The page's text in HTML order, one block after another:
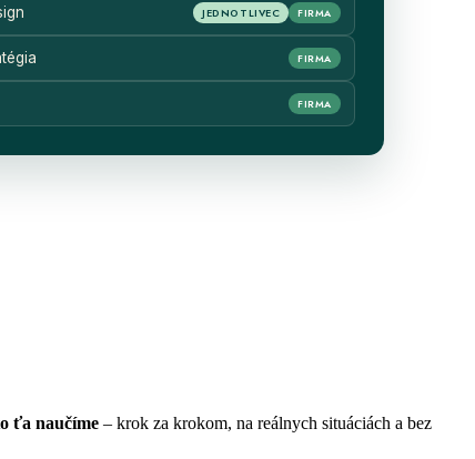
JEDNOTLIVEC FIRMA
FIRMA
FIRMA
ťa naučíme – krok za krokom, na reálnych situáciách a bez